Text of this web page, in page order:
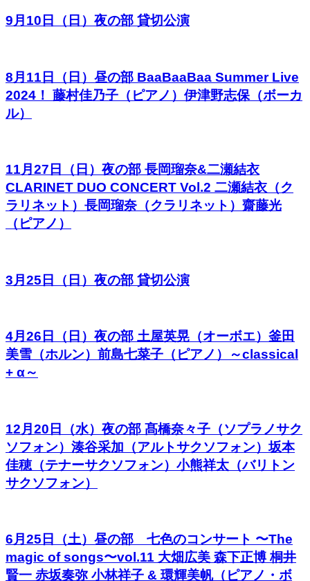
9月10日（日）夜の部 貸切公演
8月11日（日）昼の部 BaaBaaBaa Summer Live
2024！ 藤村佳乃子（ピアノ）伊津野志保（ボーカ
ル）
11月27日（日）夜の部 長岡瑠奈&二瀬結衣
CLARINET DUO CONCERT Vol.2 二瀬結衣（ク
ラリネット）長岡瑠奈（クラリネット）齋藤光
（ピアノ）
3月25日（日）夜の部 貸切公演
4月26日（日）夜の部 土屋英晃（オーボエ）釜田
美雪（ホルン）前島七菜子（ピアノ）～classical
+ α～
12月20日（水）夜の部 髙橋奈々子（ソプラノサク
ソフォン）湊谷采加（アルトサクソフォン）坂本
佳穂（テナーサクソフォン）小熊祥太（バリトン
サクソフォン）
6月25日（土）昼の部 七色のコンサート 〜The
magic of songs〜vol.11 大畑広美 森下正博 桐井
賢一 赤坂奏弥 小林祥子 & 環輝美帆（ピアノ・ボ